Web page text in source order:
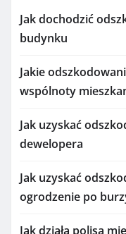
Jak dochodzić
budynku
Jakie
wspólnoty
Jak uzyskać
dewelopera
Jak uzyskać
ogrodzenie po
Jak działa polisa